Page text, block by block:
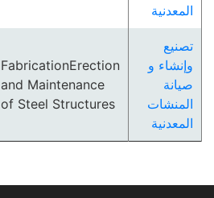
المعدنية
تصنيع
وإنشاء و
صيانة
المنشات
المعدنية
FabricationErection
and Maintenance
of Steel Structures